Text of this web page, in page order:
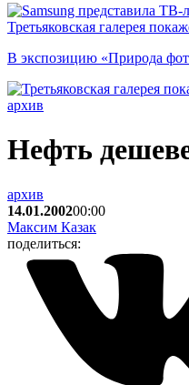
Третьяковская галерея
В экспозицию «Природа
архив
Нефть
архив
14.01.200200:00
Максим Казак
поделиться: